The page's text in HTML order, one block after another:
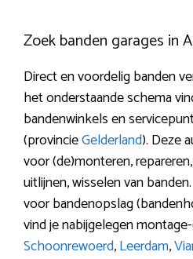
Zoek banden garages in
Direct en voordelig banden
het onderstaande schema
bandenwinkels en
(provincieGelderland). Deze
voor (de)monteren,
uitlijnen, wisselen van
voor bandenopslag
vind je nabijgelegen
Schoonrewoerd,Leerdam,